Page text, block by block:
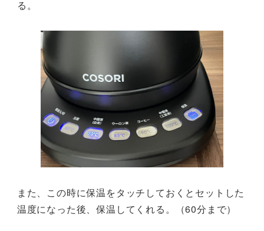
る。
また、この時に保温をタッチしておくとセットした
温度になった後、保温してくれる。（60分まで）